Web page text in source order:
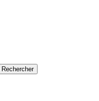
Rechercher